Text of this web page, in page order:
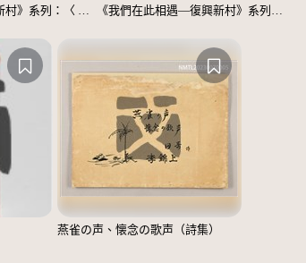
《鄉關何處—建業新村》系列：〈 邱敬賢04〉 《我們在此相遇—復興新村》系列：〈殘響04〉
燕雀の声、懐念の歌声（詩集）